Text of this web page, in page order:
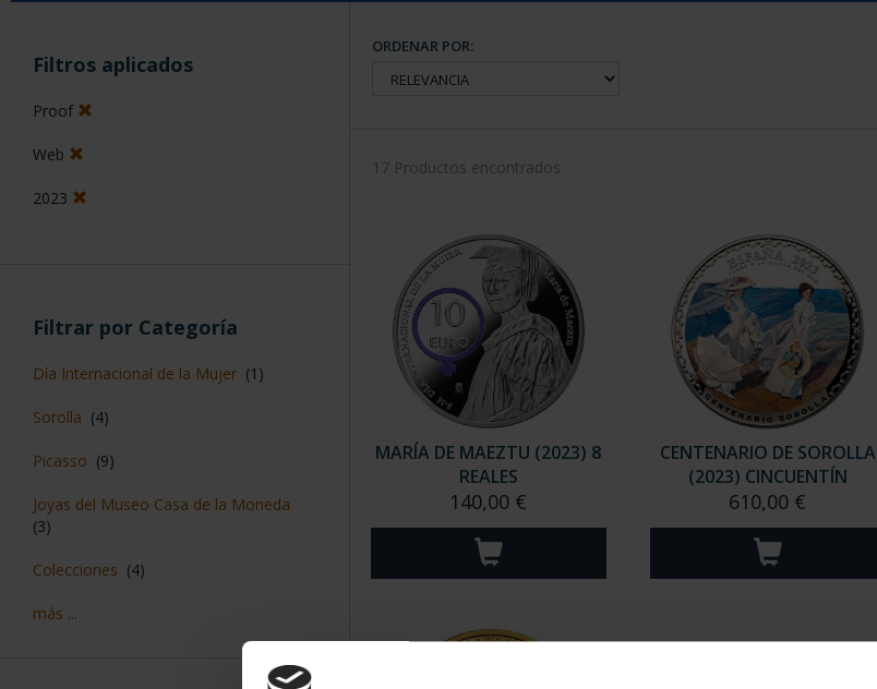
Filtros aplicados
Proof
Web
2023
Filtrar por Categoría
Día Internacional de la Mujer (1)
Sorolla (4)
Picasso (9)
Joyas del Museo Casa de la Moneda
(3)
Colecciones (4)
más ...
ORDENAR POR:
17 Productos encontrados
MARÍA DE MAEZTU (2023) 8
REALES
140,00 €
CENTENARIO DE SOROLLA
(2023) CINCUENTÍN
610,00 €